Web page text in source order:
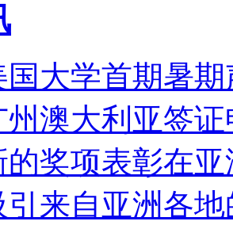
国大学首期暑
州澳大利亚签
的奖项表彰在
引来自亚洲各